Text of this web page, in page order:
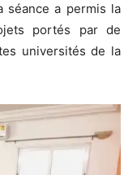
séance a permis la
portés par de
universités de la